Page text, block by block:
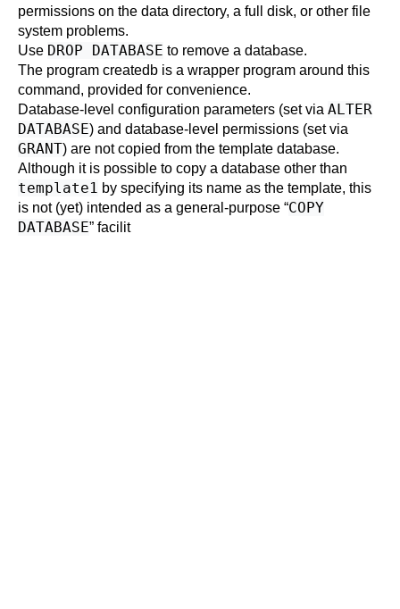
permissions on the data directory, a full disk, or other file
system problems.
Use DROP DATABASE to remove a database.
The program createdb is a wrapper program around this
command, provided for convenience.
Database-level configuration parameters (set via ALTER
DATABASE) and database-level permissions (set via
GRANT) are not copied from the template database.
Although it is possible to copy a database other than
template1 by specifying its name as the template, this
is not (yet) intended as a general-purpose “COPY
DATABASE” facilit